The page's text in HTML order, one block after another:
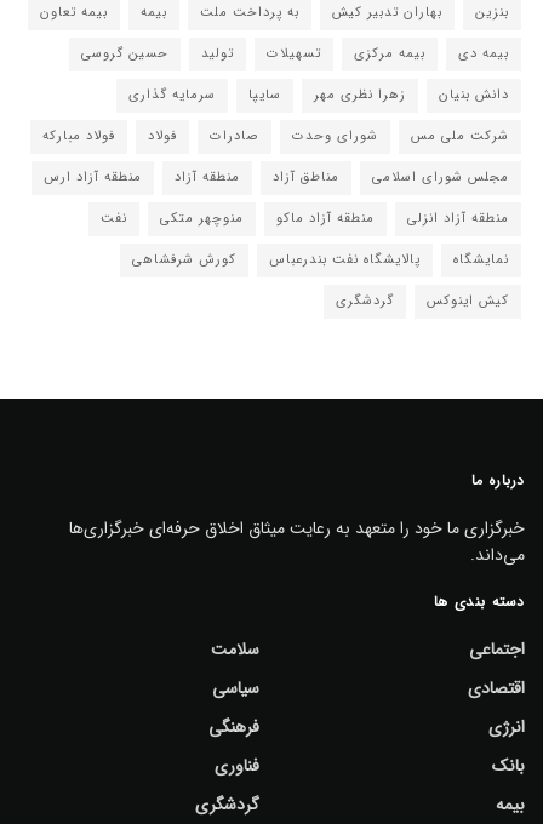
بنزین
بهاران تدبیر کیش به پرداخت ملت بیمه
بیمه تعاون
بیمه دی
بیمه مرکزی تسهیلات تولید
حسین گروسی
دانش بنیان
زهرا نظری مهر سایپا
سرمایه گذاری
شرکت ملی مس
شورای وحدت صادرات فولاد
فولاد مبارکه
مجلس شورای اسلامی
مناطق آزاد منطقه آزاد
منطقه آزاد ارس
منطقه آزاد انزلی
منطقه آزاد ماکو منوچهر متکی
نفت
نمایشگاه
پالایشگاه نفت بندرعباس
کورش شرفشاهی
کیش اینوکس
گردشگری
درباره ما
خبرگزاری ما خود را متعهد به رعایت میثاق اخلاق حرفه‌ای خبرگزاری‌ها
می‌داند.
دسته بندی ها
اجتماعی
اقتصادی
انرژی
بانک
بیمه
سلامت
سیاسی
فرهنگی
فناوری
گردشگری